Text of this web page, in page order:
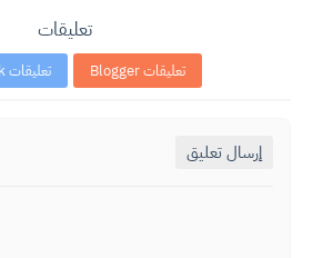
تعليقات
تعليقات Blogger تعليقات Facebook
إرسال تعليق